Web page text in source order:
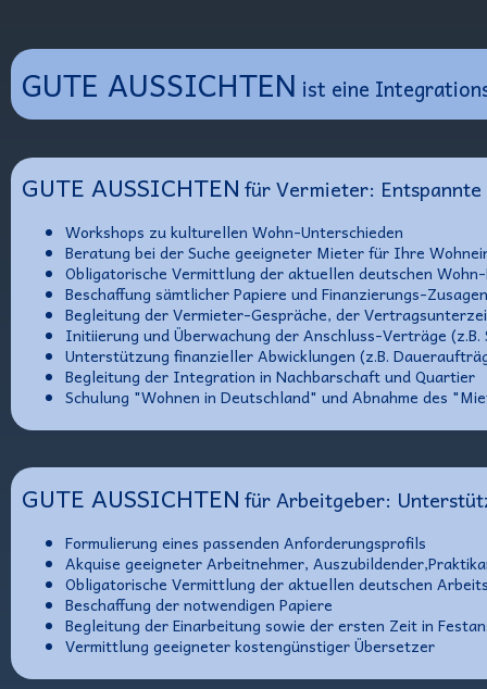
GUTE AUSSICHTEN ist eine
GUTE AUSSICHTEN für Vermieter:
Workshops zu kulturellen Wohn-Unterschieden
Beratung bei der Suche geeigneter Mieter für Ihre
Obligatorische Vermittlung der aktuellen deutschen
Beschaffung sämtlicher Papiere und Finanzierungs-Zusagen
Begleitung der Vermieter-Gespräche, der
Initiierung und Überwachung der Anschluss-Verträge
Unterstützung finanzieller Abwicklungen (z.B.
Begleitung der Integration in Nachbarschaft und Quartier
Schulung "Wohnen in Deutschland" und Abnahme des
GUTE AUSSICHTEN für Arbeitgeber:
Formulierung eines passenden Anforderungsprofils
Akquise geeigneter Arbeitnehmer,
Obligatorische Vermittlung der aktuellen deutschen
Beschaffung der notwendigen Papiere
Begleitung der Einarbeitung sowie der ersten Zeit in
Vermittlung geeigneter kostengünstiger Übersetzer